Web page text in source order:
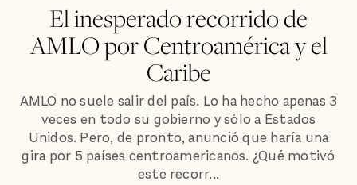
El inesperado recorrido de
AMLO por Centroamérica y el
Caribe
AMLO no suele salir del país. Lo ha hecho apenas 3
veces en todo su gobierno y sólo a Estados
Unidos. Pero, de pronto, anunció que haría una
gira por 5 países centroamericanos. ¿Qué motivó
este recorr...